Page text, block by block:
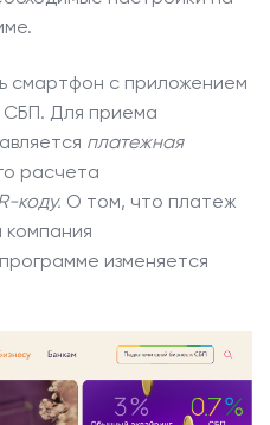
смартфон с приложением
СБП. Для приема
платежная
расчета
коду. О том, что платеж
изменяется